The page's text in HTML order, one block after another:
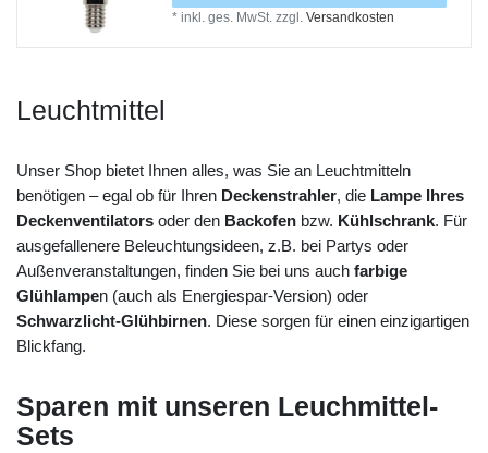
*inkl. ges. MwSt. zzgl.Versandkosten
Leuchtmittel
Unser Shop bietet Ihnen alles, was Sie an Leuchtmitteln
benötigen – egal ob für Ihren Deckenstrahler, die Lampe Ihres
Deckenventilators oder den Backofen bzw. Kühlschrank. Für
ausgefallenere Beleuchtungsideen, z.B. bei Partys oder
Außenveranstaltungen, finden Sie bei uns auch farbige
Glühlampen (auch als Energiespar-Version) oder
Schwarzlicht-Glühbirnen. Diese sorgen für einen einzigartigen
Blickfang.
Sparen mit unseren Leuchmittel-
Sets